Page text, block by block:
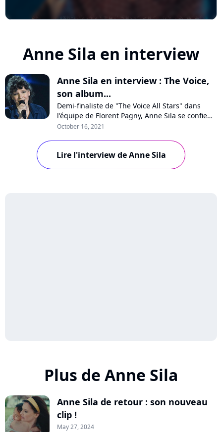
Anne Sila en interview
Anne Sila en interview : The Voice,
son album...
Demi-finaliste de "The Voice All Stars" dans
l'équipe de Florent Pagny, Anne Sila se confie
en interview à Pure Charts depuis les coulisses
favorite, ses chances de gagner cette édition
anniversaire ou son nouvel album "A nos
October 16, 2021
Lire l'interview de Anne Sila
Plus de Anne Sila
Anne Sila de retour : son nouveau
clip !
May 27, 2024